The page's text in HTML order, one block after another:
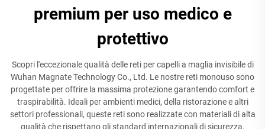
premium per uso medico e
protettivo
Scopri l'eccezionale qualità delle reti per capelli a maglia invisibile di
Wuhan Magnate Technology Co., Ltd. Le nostre reti monouso sono
progettate per offrire la massima protezione garantendo comfort e
traspirabilità. Ideali per ambienti medici, della ristorazione e altri
settori professionali, queste reti sono realizzate con materiali di alta
qualità che rispettano gli standard internazionali di sicurezza.